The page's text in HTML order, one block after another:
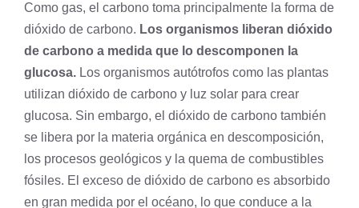
Como gas, el carbono toma principalmente la forma de
dióxido de carbono. Los organismos liberan dióxido
de carbono a medida que lo descomponen la
glucosa. Los organismos autótrofos como las plantas
utilizan dióxido de carbono y luz solar para crear
glucosa. Sin embargo, el dióxido de carbono también
se libera por la materia orgánica en descomposición,
los procesos geológicos y la quema de combustibles
fósiles. El exceso de dióxido de carbono es absorbido
en gran medida por el océano, lo que conduce a la